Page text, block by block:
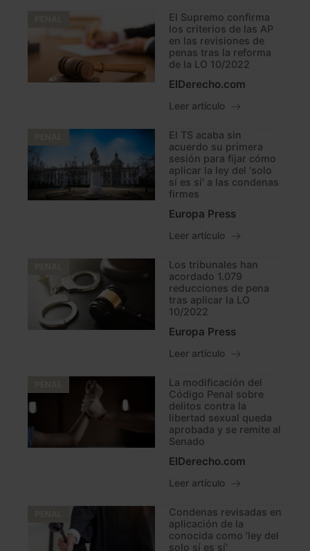
El Supremo confirma
los criterios de las AP
en las revisiones de
penas tras la reforma
de la LO 10/2022
ElDerecho.com
Leer artículo
El TS acaba sin
acuerdo su primera
sesión para fijar cómo
aplicar la ley del 'solo
sí es sí' a las condenas
firmes
Europa Press
Leer artículo
Los tribunales han
acordado 1.079
reducciones de pena
tras aplicar la LO
10/2022
Europa Press
Leer artículo
La modificación del
Código Penal sobre
delitos contra la
libertad sexual queda
aprobada y se remite al
Senado
ElDerecho.com
Leer artículo
Condenas revisadas en
aplicación de la
conocida como 'ley del
solo sí es sí'